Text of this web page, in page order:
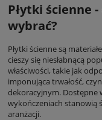
Płytki ścienne
wybrać?
Płytki ścienne są
cieszy się niesłabnącą
właściwości, takie jak
imponująca trwałość,
dekoracyjnym. Dostępne
wykończeniach stanowią
aranżacji.